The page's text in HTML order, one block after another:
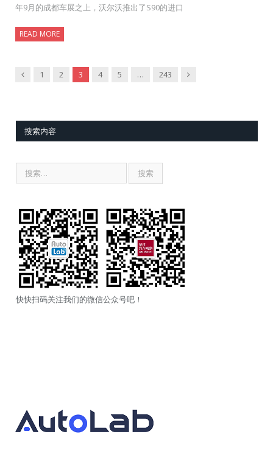
年9月的成都车展之上，沃尔沃推出了S90的进口
READ MORE
Previous
1 2 3 4 5 … 243 Next
搜索内容
快快扫码关注我们的微信公众号吧！